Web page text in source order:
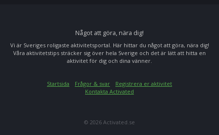
Något att göra, nära dig!
Vi är Sveriges roligaste aktivitetsportal. Här hittar du något att göra, nära dig!
Våra aktivitetstips sträcker sig över hela Sverige och det är lätt att hitta en
aktivitet för dig och dina vänner.
Startsida Frågor & svar
Registrera er aktivitet
Kontakta Activated
© 2026 Activated.se